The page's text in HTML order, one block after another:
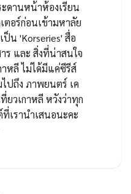
ดานหน้าห้องเรียน
ตอร์ก่อนเข้ามหาลัย
น 'Korseries' สื่อ
ร และ สิ่งที่น่าสนใจ
าหลี ไม่ได้มีแค่ซีรีส์
ปถึง ภาพยนตร์ เค
ยวเกาหลี หวังว่าทุก
เรานำเสนอนะคะ